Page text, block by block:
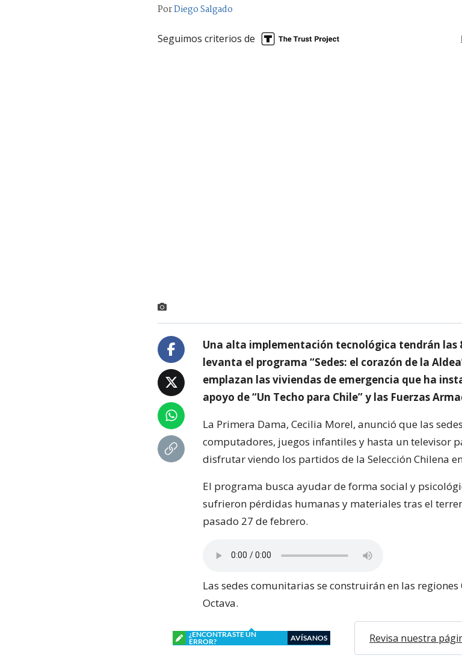
PorDiego Salgado
Seguimos criterios de
Una alta implementación tecnológica tendrán las
levanta el programa “Sedes: el corazón de la
emplazan las viviendas de emergencia que ha
apoyo de “Un Techo para Chile” y las Fuerzas
La Primera Dama, Cecilia Morel, anunció que las
computadores, juegos infantiles y hasta un televisor
disfrutar viendo los partidos de la Selección Chilena
El programa busca ayudar de forma social y
sufrieron pérdidas humanas y materiales tras el
pasado 27 de febrero.
Las sedes comunitarias se construirán en las
Octava.
¿ENCONTRASTE UN
ERROR?
AVÍSANOS Revisa nuestra